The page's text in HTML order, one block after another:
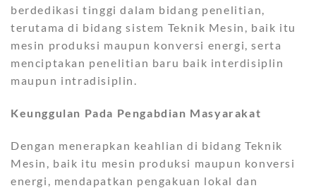
berdedikasi tinggi dalam bidang penelitian,
terutama di bidang sistem Teknik Mesin, baik itu
mesin produksi maupun konversi energi, serta
menciptakan penelitian baru baik interdisiplin
maupun intradisiplin.
Keunggulan Pada Pengabdian Masyarakat
Dengan menerapkan keahlian di bidang Teknik
Mesin, baik itu mesin produksi maupun konversi
energi, mendapatkan pengakuan lokal dan